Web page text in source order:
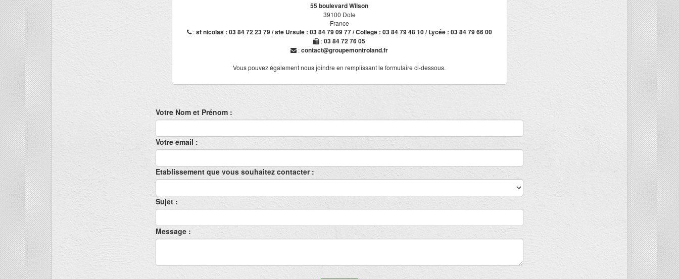
55 boulevard Wilson
39100 Dole
France
:st nicolas : 03 84 72 23 79 / ste Ursule : 03 84 79 09 77 / College : 03 84 79 48 10 / Lycée : 03 84 79 66 00
:03 84 72 76 05
:contact@groupemontroland.fr
Vous pouvez également nous joindre en remplissant le formulaire ci-dessous.
Votre Nom et Prénom :
Votre email :
Etablissement que vous souhaitez contacter :
Sujet :
Message :